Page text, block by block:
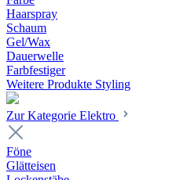
Haarspray
Schaum
Gel/Wax
Dauerwelle
Farbfestiger
Weitere Produkte Styling
Zur Kategorie Elektro
Föne
Glätteisen